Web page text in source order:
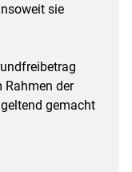
sie
Rahmen der
gemacht